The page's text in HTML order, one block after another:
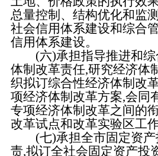
总量控制、结构优化和监
社会信用体系建设和综合
信用体系建设。
(六)承担指导推进和综
体制改革责任,研究经济体
织拟订综合性经济体制改
项经济体制改革方案,会同
专项经济体制改革之间的
改革试点和改革实验区工
(七)承担全市固定资产
责,拟订全社会固定资产投